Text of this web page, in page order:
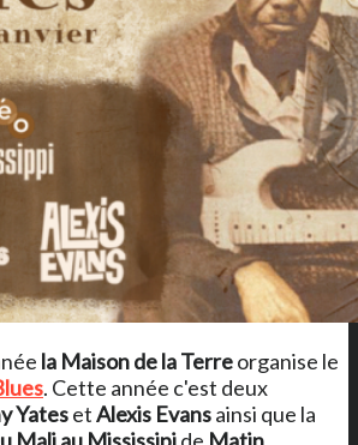
la Maison de la Terreorganise le
. Cette année c'est deux
YatesetAlexis Evansainsi que la